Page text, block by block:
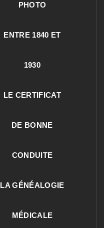
PHOTO
ENTRE 1840 ET
1930
LE CERTIFICAT
DE BONNE
CONDUITE
LA GÉNÉALOGIE
MÉDICALE